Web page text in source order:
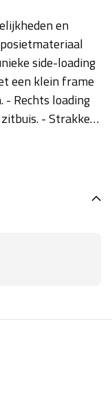
en
side-loading
een klein frame
- Rechts loading
- Strakke,
(indien